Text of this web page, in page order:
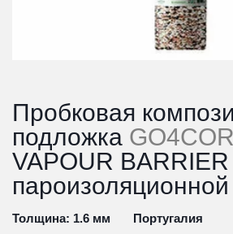
Пробковая
подложка
VAPOUR BARRIER
Толщина: 1.6 мм       Португалия